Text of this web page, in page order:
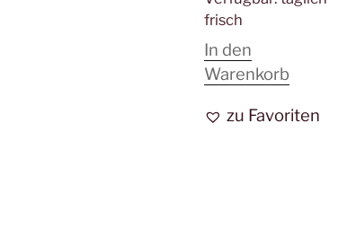
frisch
In den
Warenkorb
zu Favoriten